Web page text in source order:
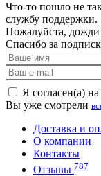
Что-то пошло не
службу поддержки.
Пожалуйста,
Спасибо за
Я согласен(а) на
Вы уже смотрели
Доставка и
О компании
Контакты
Отзывы 787